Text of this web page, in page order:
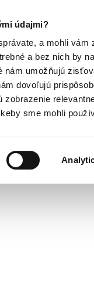
údajmi?
a mohli vám
a bez nich by
umožňujú
dovoľujú
sme mohli